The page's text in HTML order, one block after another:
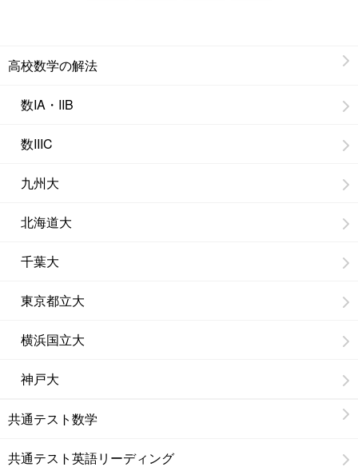
高校数学の解法
数IA・IIB
数IIIC
九州大
北海道大
千葉大
東京都立大
横浜国立大
神戸大
共通テスト数学
共通テスト英語リーディング